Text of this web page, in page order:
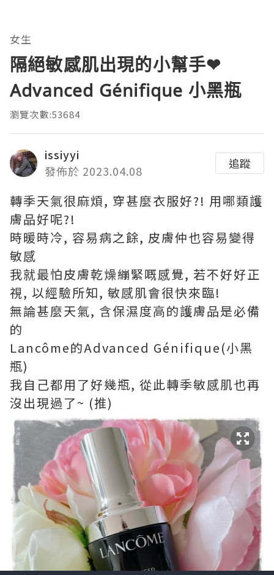
女生
隔絕敏感肌出現的小幫手❤
Advanced Génifique 小黑瓶
瀏覽次數:53684
issiyyi
發佈於 2023.04.08
追蹤
轉季天氣很麻煩, 穿甚麼衣服好?! 用哪類護
膚品好呢?!
時暖時冷, 容易病之餘, 皮膚仲也容易變得
敏感
我就最怕皮膚乾燥繃緊嘅感覺, 若不好好正
視, 以經驗所知, 敏感肌會很快來臨!
無論甚麼天氣, 含保濕度高的護膚品是必備
的
Lancôme的Advanced Génifique(小黑
瓶)
我自己都用了好幾瓶, 從此轉季敏感肌也再
沒出現過了~ (推)